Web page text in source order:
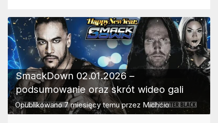
SmackDown 02.01.2026 –
podsumowanie oraz skrót wideo gali
Opublikowano7 miesięcy temuprzez Michcio